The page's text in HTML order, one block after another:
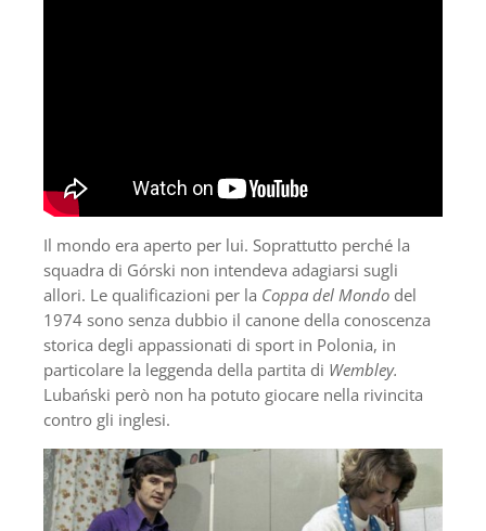
Il mondo era aperto per lui. Soprattutto perché la
squadra di Górski non intendeva adagiarsi sugli
allori. Le qualificazioni per la Coppa del Mondo del
1974 sono senza dubbio il canone della conoscenza
storica degli appassionati di sport in Polonia, in
particolare la leggenda della partita di Wembley.
Lubański però non ha potuto giocare nella rivincita
contro gli inglesi.